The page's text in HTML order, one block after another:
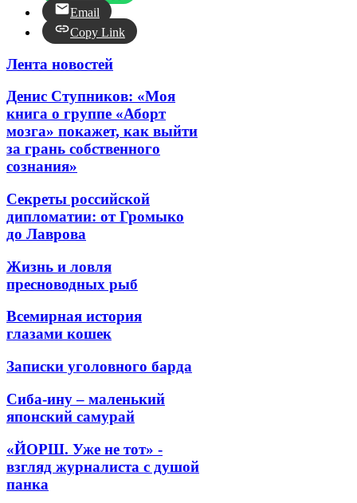
Email
Copy Link
Лента новостей
Денис Ступников: «Моя
книга о группе «Аборт
мозга» покажет, как выйти
за грань собственного
сознания»
Секреты российской
дипломатии: от Громыко
до Лаврова
Жизнь и ловля
пресноводных рыб
Всемирная история
глазами кошек
Записки уголовного барда
Сиба-ину – маленький
японский самурай
«ЙОРШ. Уже не тот» -
взгляд журналиста с душой
панка